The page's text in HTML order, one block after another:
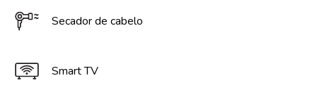
Secador de cabelo
Smart TV